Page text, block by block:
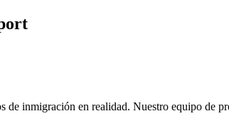
inmigración en realidad. Nuestro equipo de